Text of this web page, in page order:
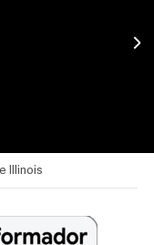
Illinois